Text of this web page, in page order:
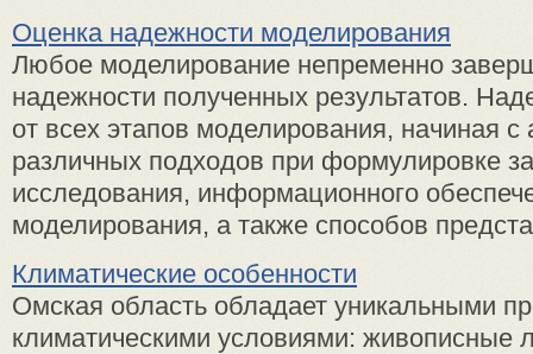
Оценка надежности моделирования
Любое моделирование непременно
надежности полученных результатов.
от всех этапов моделирования, начиная с
различных подходов при формулировке
исследования, информационного
моделирования, а также способов
Климатические особенности
Омская область обладает уникальными
климатическими условиями: